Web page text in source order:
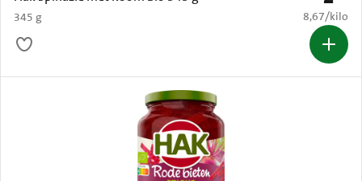
345 g
€ 8,67 per
8,67/kilo